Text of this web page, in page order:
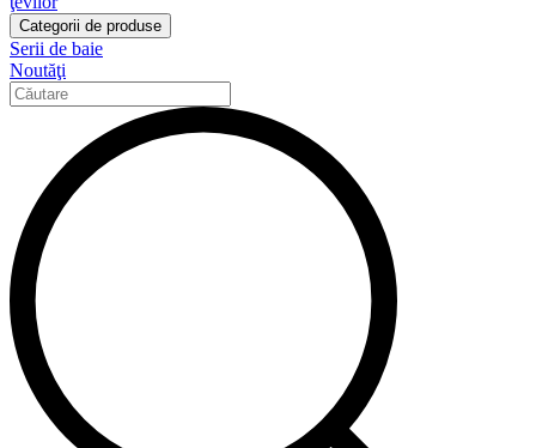
Categorii de produse
Serii de baie
Noutăţi